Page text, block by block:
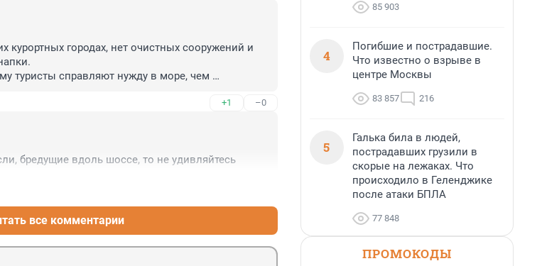
курортных городах, нет очистных сооружений и
туристы справляют нужду в море, чем
+1 –0
бредущие вдоль шоссе, то не удивляйтесь
все комментарии
85 903
4
Погибшие и пострадавшие.
Что известно о взрыве в
центре Москвы
83 857 216
5
Галька била в людей,
пострадавших грузили в
скорые на лежаках. Что
происходило в Геленджике
после атаки БПЛА
77 848
ПРОМОКОДЫ